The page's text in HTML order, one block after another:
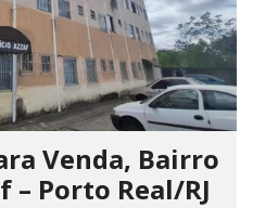
Venda, Bairro
– Porto Real/RJ